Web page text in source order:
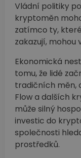
Vládní politiky
kryptoměn
zatímco ty,
zakazují, mohou
Ekonomická
tomu, že lidé
tradičních měn,
Flow a dalších
může silný
investic do
společnosti
prostředků.